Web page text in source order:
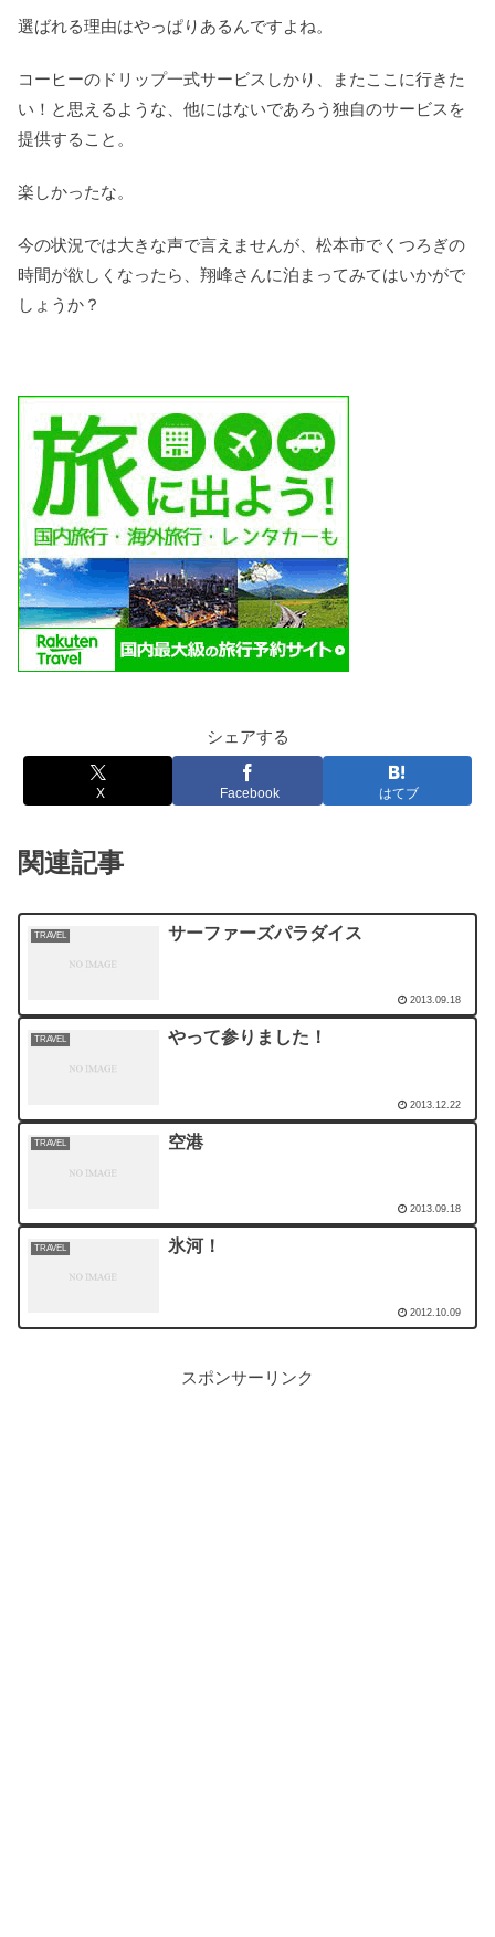
選ばれる理由はやっぱりあるんですよね。
コーヒーのドリップ一式サービスしかり、またここに行きた
い！と思えるような、他にはないであろう独自のサービスを
提供すること。
楽しかったな。
今の状況では大きな声で言えませんが、松本市でくつろぎの
時間が欲しくなったら、翔峰さんに泊まってみてはいかがで
しょうか？
シェアする
X Facebook はてブ
関連記事
TRAVEL サーファーズパラダイス
2013.09.18
TRAVEL やって参りました！
2013.12.22
TRAVEL 空港
2013.09.18
TRAVEL 氷河！
2012.10.09
スポンサーリンク